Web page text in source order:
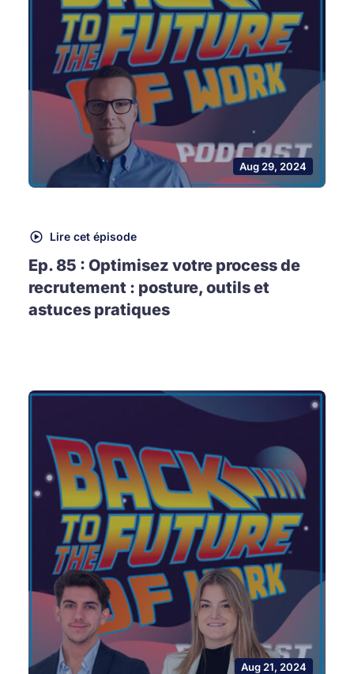
Aug 29, 2024
Lire cet épisode
Ep. 85 : Optimisez votre process de
recrutement : posture, outils et
astuces pratiques
Aug 21, 2024